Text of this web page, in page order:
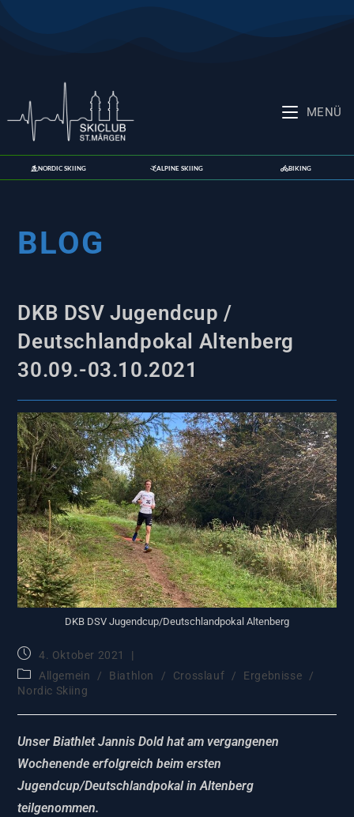
MENÜ
NORDIC SKIING ALPINE SKIING BIKING
BLOG
DKB DSV Jugendcup /
Deutschlandpokal Altenberg
30.09.-03.10.2021
DKB DSV Jugendcup/Deutschlandpokal Altenberg
4. Oktober 2021
Allgemein
/ Biathlon / Crosslauf / Ergebnisse
/
Nordic Skiing
Unser Biathlet Jannis Dold hat am vergangenen
Wochenende erfolgreich beim ersten
Jugendcup/Deutschlandpokal in Altenberg
teilgenommen.